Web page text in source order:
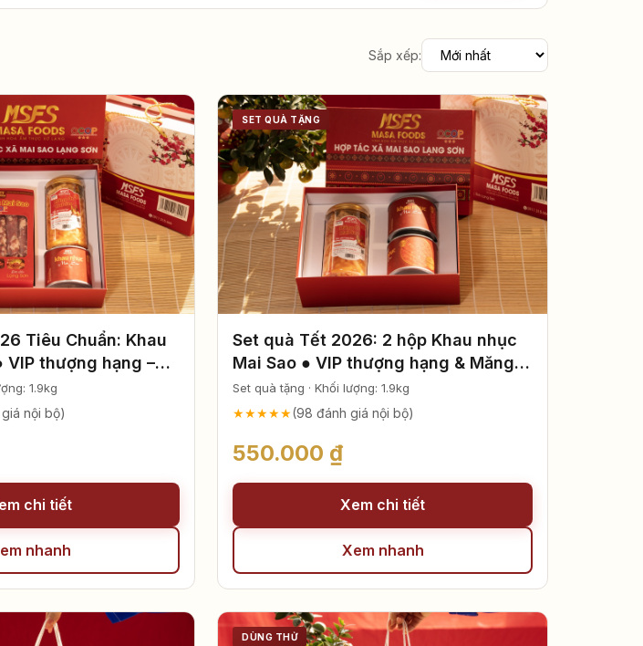
Sắp xếp:
Tiêu Chuẩn: Khau
VIP thượng hạng –
– Măng ớt Mai Sao
1.9kg
nội bộ)
chi tiết
nhanh
SET QUÀ TẶNG
Set quà Tết 2026: 2 hộp Khau nhục
Mai Sao ● VIP thượng hạng & Măng
ớt Mai Sao
Set quà tặng · Khối lượng: 1.9kg
★★★★★(98 đánh giá nội bộ)
550.000 ₫
Xem chi tiết
Xem nhanh
DÙNG THỬ